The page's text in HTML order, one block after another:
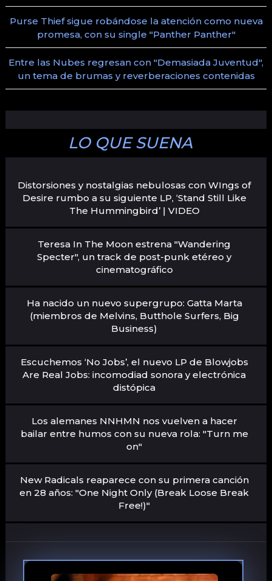
Purse Thief sigue robándose la atención como nueva
promesa, con su single "Panther Panther"
Entre las Nubes regresan con "Demasiada Juventud",
un tema de brumas y reverberaciones contenidas
LO QUE SUENA
Distorsiones y nostalgias nebulosas con WIngs of
Desire rumbo a su siguiente LP, ‘Stand Still Like
The Hummingbird’ | VIDEO
Teresa In The Moon estrena "Wandering
Specter", un track de post-punk etéreo y
cinematográfico
Ha nacido un nuevo supergrupo: Gatta Marta
(miembros de Melvins, Butthole Surfers, Big
Business)
Escuchemos ‘No Jobs’, el nuevo LP de Blowjobs
Are Real Jobs: incomodiad sonora y electrónica
distópica
Los alemanes NNHMN nos vuelven a hacer
bailar entre humos con su nueva rola: "Turn me
on"
New Radicals reaparece con su primera canción
en 28 años: "One Night Only (Break Loose Break
Free!)"